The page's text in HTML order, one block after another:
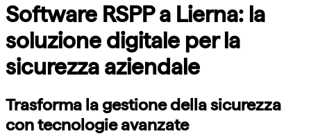
Software RSPP a Lierna: la
soluzione digitale per la
sicurezza aziendale
Trasforma la gestione della sicurezza
con tecnologie avanzate